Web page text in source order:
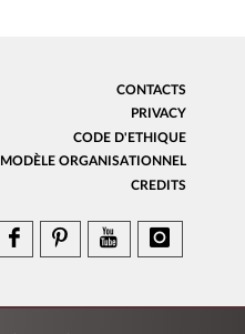
CONTACTS
PRIVACY
CODE D'ETHIQUE
MODÈLE ORGANISATIONNEL
CREDITS